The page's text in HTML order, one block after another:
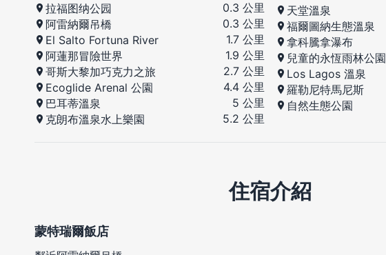
拉福图纳公园
0.3 公里
阿雷納爾吊橋
0.3 公里
El Salto Fortuna River
1.7 公里
阿蓮那冒險世界
1.9 公里
哥斯大黎加巧克力之旅
2.7 公里
Ecoglide Arenal 公園
4.4 公里
巴耳蒂溫泉
5 公里
克朗布溫泉水上樂園
5.2 公里
天堂溫泉
福爾圖納生態溫泉
拿科騰拿瀑布
兒童的永恆雨林公園
Los Lagos 溫泉
羅勒尼特馬尼斯
自然生態公園
住宿介紹
蒙特瑞爾飯店